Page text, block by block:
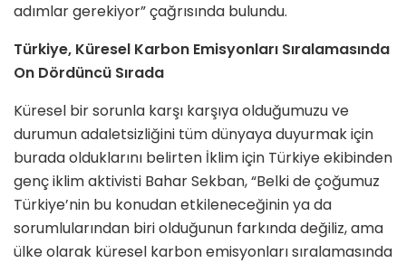
adımlar gerekiyor” çağrısında bulundu.
Türkiye, Küresel Karbon Emisyonları Sıralamasında
On Dördüncü Sırada
Küresel bir sorunla karşı karşıya olduğumuzu ve
durumun adaletsizliğini tüm dünyaya duyurmak için
burada olduklarını belirten İklim için Türkiye ekibinden
genç iklim aktivisti Bahar Sekban, “Belki de çoğumuz
Türkiye’nin bu konudan etkileneceğinin ya da
sorumlularından biri olduğunun farkında değiliz, ama
ülke olarak küresel karbon emisyonları sıralamasında